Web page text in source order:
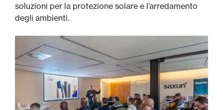
soluzioni per la protezione solare e l’arredamento
degli ambienti.